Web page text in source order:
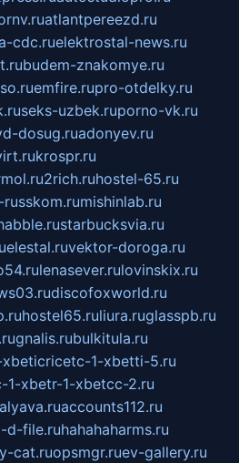
atlantpereezd.ru
cdc.ruelektrostal-news.ru
budem-znakomye.ru
emfire.rupro-otdelky.ru
seks-uzbek.ruporno-vk.ru
dosug.ruadonyev.ru
krospr.ru
2rich.ruhostel-65.ru
mishinlab.ru
starbucksvia.ru
elestal.ruvektor-doroga.ru
lenasever.rulovinskix.ru
discofoxworld.ru
hostel65.ruliura.ruglasspb.ru
gnalis.rubulkitula.ru
xbeticricetc-1-xbetti-5.ru
1-xbetr-1-xbetcc-2.ru
accounts112.ru
d-file.ruhahahaharms.ru
cat.ruopsmgr.ruev-gallery.ru